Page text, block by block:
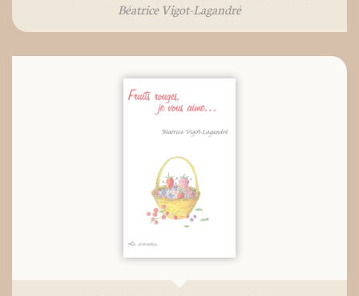
Béatrice Vigot-Lagandré